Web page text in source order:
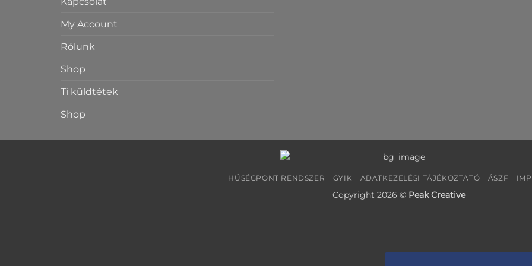
My Account
Rólunk
Shop
Ti küldtétek
Shop
HŰSÉGPONT RENDSZER GYIK ADATKEZELÉSI TÁJÉKOZTATÓ ÁSZF
Copyright 2026 © Peak Creative